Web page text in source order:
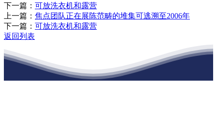
下一篇： 可放洗衣机和露营
上一篇： 焦点团队正在展陈范畴的堆集可逃溯至2006年
下一篇： 可放洗衣机和露营
返回列表